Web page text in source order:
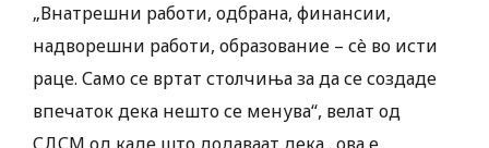
„Внатрешни работи, одбрана, финансии,
надворешни работи, образование – сè во исти
раце. Само се вртат столчиња за да се создаде
впечаток дека нешто се менува“, велат од